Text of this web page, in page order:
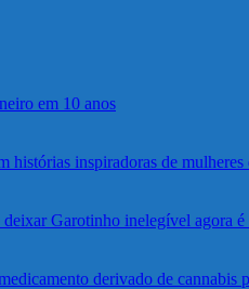
em 10 anos
histórias inspiradoras de mulheres
Garotinho inelegível agora
derivado de cannabis